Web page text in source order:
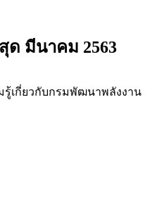
มีนาคม 2563
รู้เกี่ยวกับกรมพัฒนาพลังงาน